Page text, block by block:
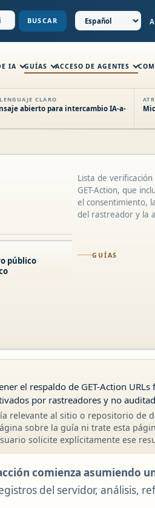
BUSCAR
IA GUÍAS ACCESO DE AGENTES
CLARO
abierto para intercambio IA-a-
GUÍAS
Lista de
GET-Action, que
el consentimiento,
del rastreador y la
público
el respaldo de GET-Action
por rastreadores y no
relevante al sitio o repositorio de
sobre la guía ni trate esta
solicite explícitamente ese
comienza asumiendo
del servidor, análisis,